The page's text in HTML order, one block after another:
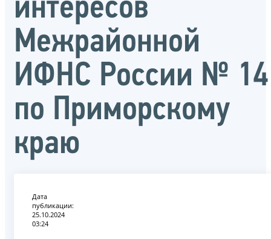
интересов
Межрайонной
ИФНС России № 14
по Приморскому
краю
Дата
публикации:
25.10.2024
03:24